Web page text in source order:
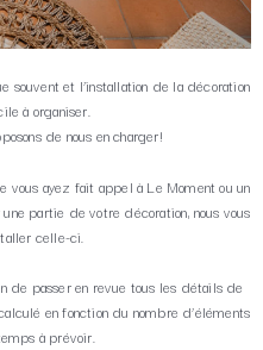
souvent et l’installation de la décoration
à organiser.
de nous en charger!
vous ayez fait appel à Le Moment ou un
partie de votre décoration, nous vous
celle-ci.
de passer en revue tous les détails de
en fonction du nombre d’éléments
à prévoir.